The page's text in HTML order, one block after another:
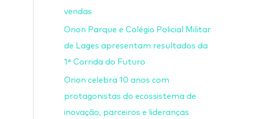
vendas
Orion Parque e Colégio Policial Militar
de Lages apresentam resultados da
1ª Corrida do Futuro
Orion celebra 10 anos com
protagonistas do ecossistema de
inovação, parceiros e lideranças